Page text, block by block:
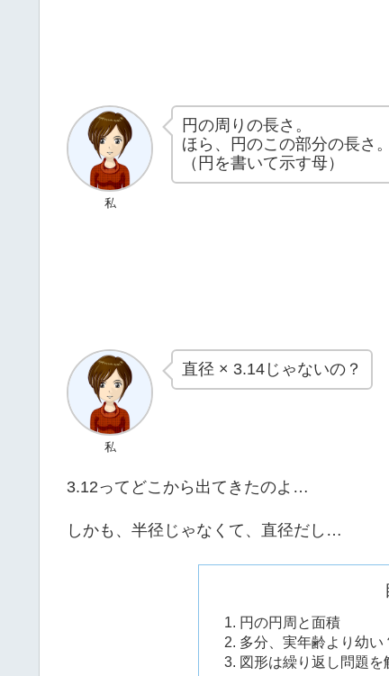
私
円の周りの長さ。
ほら、円のこの部分の長さ。
（円を書いて示す母）
私
直径 × 3.14じゃないの？
3.12ってどこから出てきたのよ…
しかも、半径じゃなくて、直径だし…
1. 円の円周と面積
2. 多分、実年齢より幼い
3. 図形は繰り返し問題